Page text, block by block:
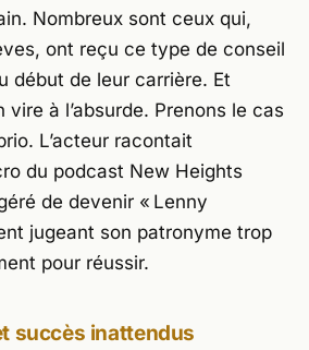
Nombreux sont ceux qui,
, ont reçu ce type de conseil
début de leur carrière. Et
à l’absurde. Prenons le cas
. L’acteur racontait
du podcast New Heights
de devenir « Lenny
jugeant son patronyme trop
pour réussir.
succès inattendus